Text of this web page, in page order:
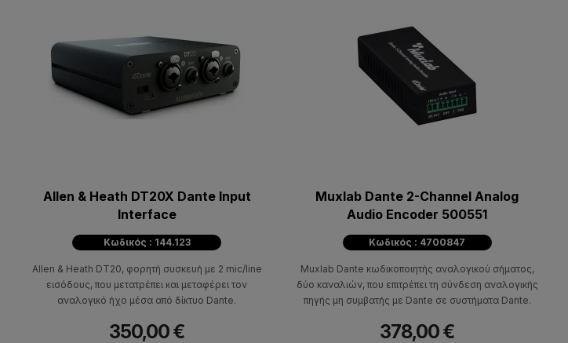
Allen & Heath DT20X Dante Input
Interface
Κωδικός : 144.123
Allen & Heath DT20, φορητή συσκευή με 2 mic/line
εισόδους, που μετατρέπει και μεταφέρει τον
αναλογικό ήχο μέσα από δίκτυο Dante.
350,00 €
Muxlab Dante 2-Channel Analog
Audio Encoder 500551
Κωδικός : 4700847
Muxlab Dante κωδικοποιητής αναλογικού σήματος,
δύο καναλιών, που επιτρέπει τη σύνδεση αναλογικής
πηγής μη συμβατής με Dante σε συστήματα Dante.
378,00 €